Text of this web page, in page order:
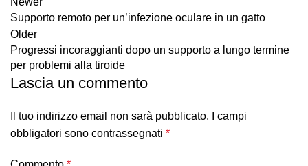
Supporto remoto per un’infezione oculare in un gatto
Older
Progressi incoraggianti dopo un supporto a lungo termine
per problemi alla tiroide
Lascia un commento
Il tuo indirizzo email non sarà pubblicato.
I campi
obbligatori sono contrassegnati *